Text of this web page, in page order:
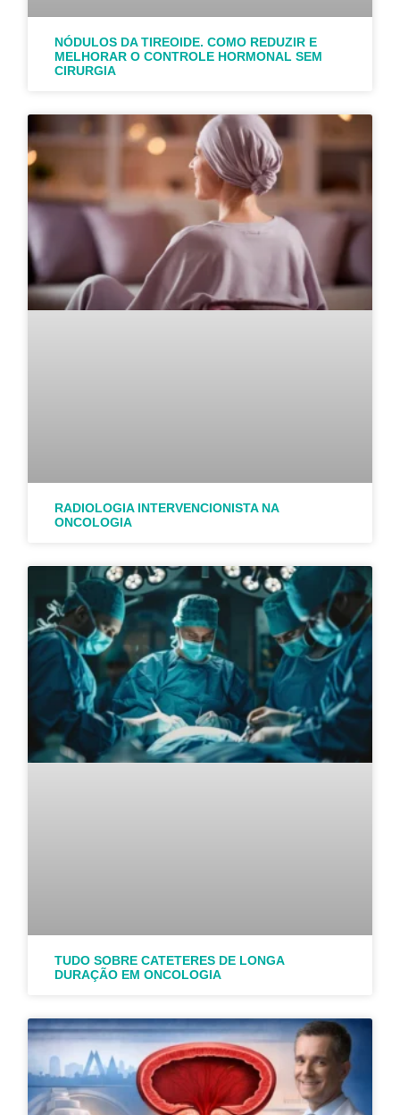
NÓDULOS DA TIREOIDE. COMO REDUZIR E
MELHORAR O CONTROLE HORMONAL SEM
CIRURGIA
RADIOLOGIA INTERVENCIONISTA NA
ONCOLOGIA
TUDO SOBRE CATETERES DE LONGA
DURAÇÃO EM ONCOLOGIA